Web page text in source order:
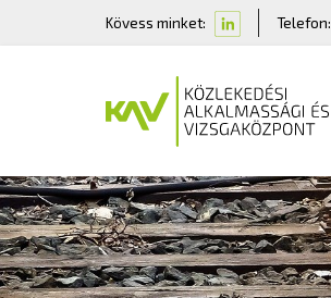
Kövess minket: Telefon: